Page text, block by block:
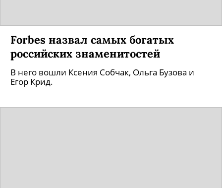
Forbes назвал самых богатых
российских знаменитостей
В него вошли Ксения Собчак, Ольга Бузова и
Егор Крид.